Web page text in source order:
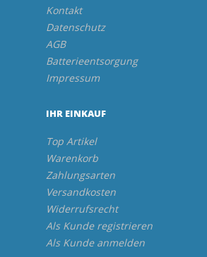
Kontakt
Datenschutz
AGB
Batterieentsorgung
Impressum
IHR EINKAUF
Top Artikel
Warenkorb
Zahlungsarten
Versandkosten
Widerrufsrecht
Als Kunde registrieren
Als Kunde anmelden